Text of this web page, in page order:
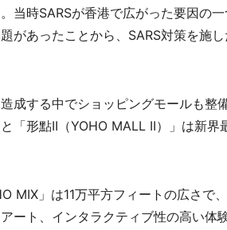
当時SARSが香港で広がった要因の
があったことから、SARS対策を施
成する中でショッピングモールも整
「形點II（YOHO MALL II）」は新
MIX」は11万平方フィートの広さで
ート、インタラクティブ性の高い体